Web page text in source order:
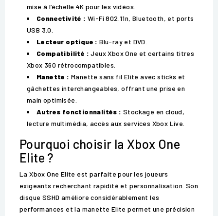
mise à l’échelle 4K pour les vidéos.
Connectivité : Wi-Fi 802.11n, Bluetooth, et ports
USB 3.0.
Lecteur optique : Blu-ray et DVD.
Compatibilité : Jeux Xbox One et certains titres
Xbox 360 rétrocompatibles.
Manette : Manette sans fil Elite avec sticks et
gâchettes interchangeables, offrant une prise en
main optimisée.
Autres fonctionnalités : Stockage en cloud,
lecture multimédia, accès aux services Xbox Live.
Pourquoi choisir la Xbox One
Elite ?
La Xbox One Elite est parfaite pour les joueurs
exigeants recherchant rapidité et personnalisation. Son
disque SSHD améliore considérablement les
performances et la manette Elite permet une précision